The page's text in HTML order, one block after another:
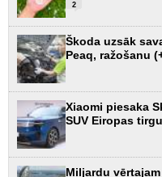
2
Škoda uzsāk
Peaq, ražošanu
Xiaomi piesaka
SUV Eiropas
Miljardu